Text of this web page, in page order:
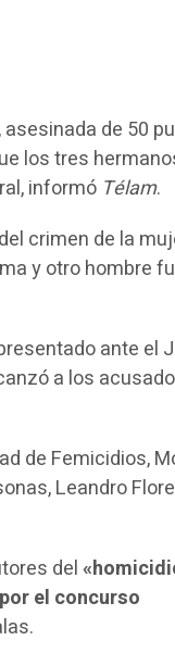
asesinada de 50
los tres
informó Télam.
crimen de la
y otro hombre
ante el
a los
de Femicidios,
Leandro
del
el concurso